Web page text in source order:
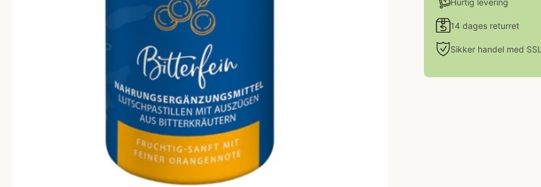
14 dages returret
Sikker handel med SSL